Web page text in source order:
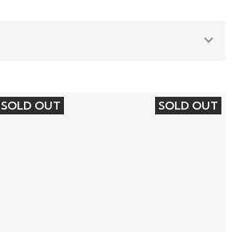
SOLD OUT SOLD OUT